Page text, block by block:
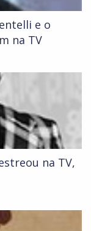
e o
na TV
na TV,